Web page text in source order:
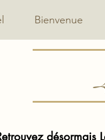
Bienvenue
désormais